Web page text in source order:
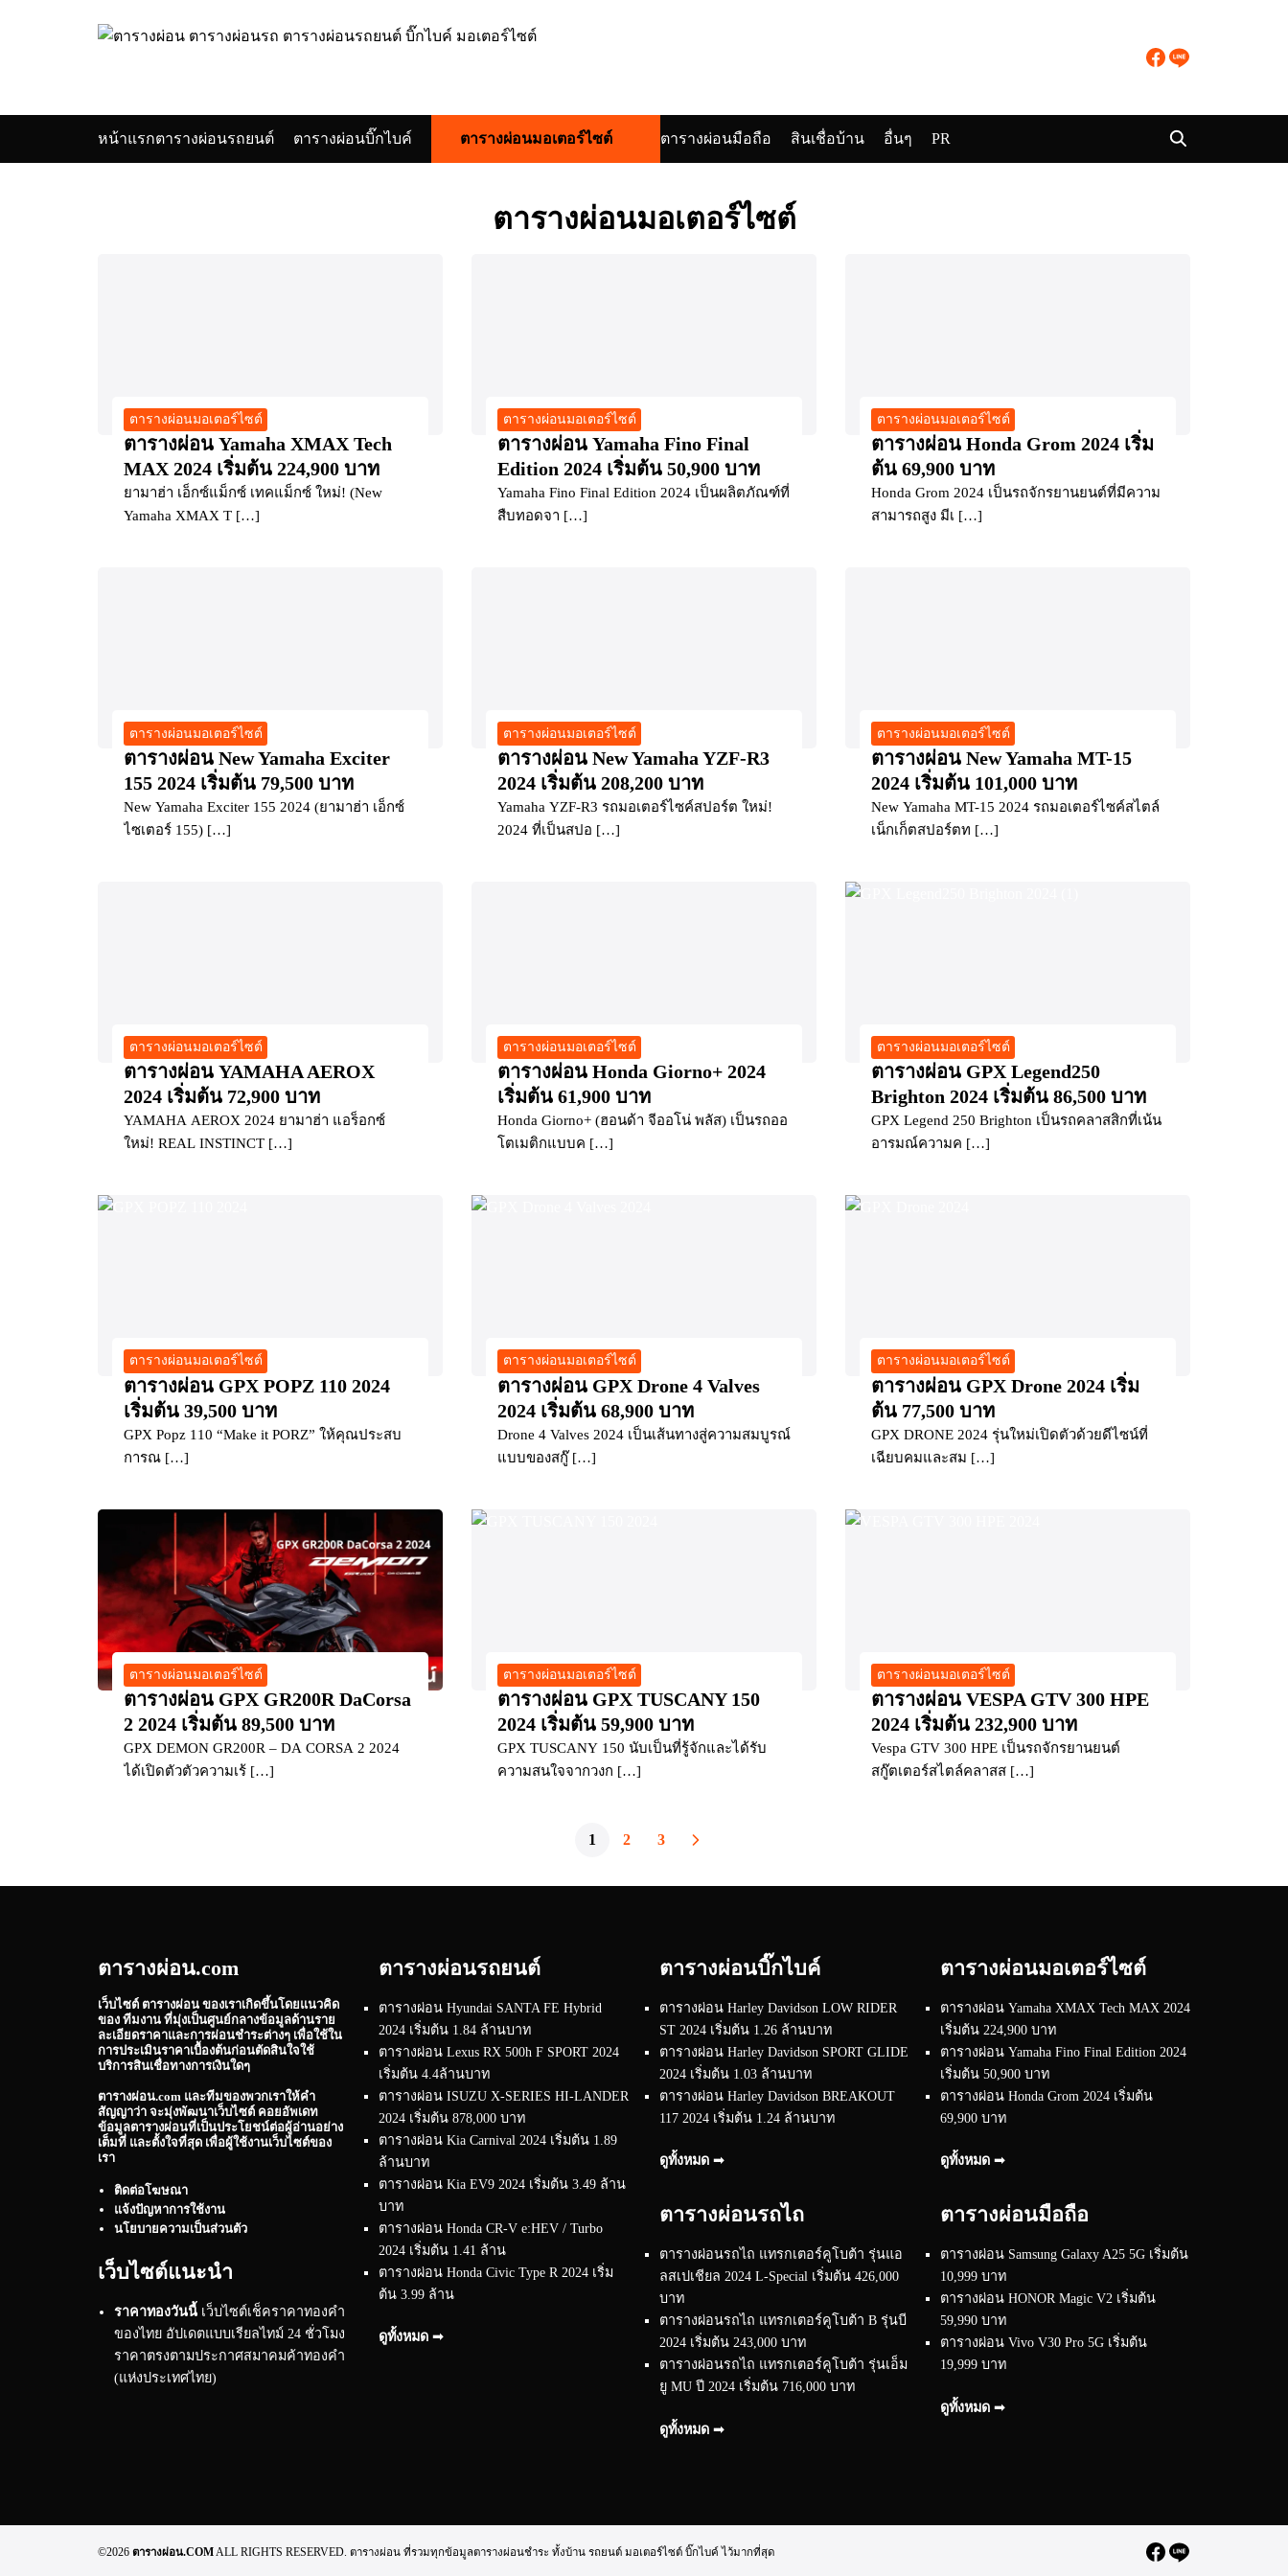
หน้าแรกตารางผ่อนรถยนต์ ตารางผ่อนบิ๊กไบค์ ตารางผ่อนมอเตอร์ไซต์ ตารางผ่อนมือถือ สินเชื่อบ้าน อื่นๆ
PR
ตารางผ่อนมอเตอร์ไซต์
ตารางผ่อนมอเตอร์ไซต์
ตารางผ่อน Yamaha XMAX Tech
MAX 2024 เริ่มต้น 224,900 บาท
ยามาฮ่า เอ็กซ์แม็กซ์ เทคแม็กซ์ ใหม่! (New
Yamaha XMAX T […]
ตารางผ่อนมอเตอร์ไซต์
ตารางผ่อน Yamaha Fino Final
Edition 2024 เริ่มต้น 50,900 บาท
Yamaha Fino Final Edition 2024 เป็นผลิตภัณฑ์ที่
สืบทอดจา […]
ตารางผ่อนมอเตอร์ไซต์
ตารางผ่อน Honda Grom 2024 เริ่ม
ต้น 69,900 บาท
Honda Grom 2024 เป็นรถจักรยานยนต์ที่มีความ
สามารถสูง มีเ […]
ตารางผ่อนมอเตอร์ไซต์
ตารางผ่อน New Yamaha Exciter
155 2024 เริ่มต้น 79,500 บาท
New Yamaha Exciter 155 2024 (ยามาฮ่า เอ็กซ์
ไซเตอร์ 155) […]
ตารางผ่อนมอเตอร์ไซต์
ตารางผ่อน New Yamaha YZF-R3
2024 เริ่มต้น 208,200 บาท
Yamaha YZF-R3 รถมอเตอร์ไซค์สปอร์ต ใหม่!
2024 ที่เป็นสปอ […]
ตารางผ่อนมอเตอร์ไซต์
ตารางผ่อน New Yamaha MT-15
2024 เริ่มต้น 101,000 บาท
New Yamaha MT-15 2024 รถมอเตอร์ไซค์สไตล์
เน็กเก็ตสปอร์ตท […]
ตารางผ่อนมอเตอร์ไซต์
ตารางผ่อน YAMAHA AEROX
2024 เริ่มต้น 72,900 บาท
YAMAHA AEROX 2024 ยามาฮ่า แอร็อกซ์
ใหม่! REAL INSTINCT […]
ตารางผ่อนมอเตอร์ไซต์
ตารางผ่อน Honda Giorno+ 2024
เริ่มต้น 61,900 บาท
Honda Giorno+ (ฮอนด้า จีออโน่ พลัส) เป็นรถออ
โตเมติกแบบค […]
ตารางผ่อนมอเตอร์ไซต์
ตารางผ่อน GPX Legend250
Brighton 2024 เริ่มต้น 86,500 บาท
GPX Legend 250 Brighton เป็นรถคลาสสิกที่เน้น
อารมณ์ความค […]
ตารางผ่อนมอเตอร์ไซต์
ตารางผ่อน GPX POPZ 110 2024
เริ่มต้น 39,500 บาท
GPX Popz 110 “Make it PORZ” ให้คุณประสบ
การณ […]
ตารางผ่อนมอเตอร์ไซต์
ตารางผ่อน GPX Drone 4 Valves
2024 เริ่มต้น 68,900 บาท
Drone 4 Valves 2024 เป็นเส้นทางสู่ความสมบูรณ์
แบบของสกู๊ […]
ตารางผ่อนมอเตอร์ไซต์
ตารางผ่อน GPX Drone 2024 เริ่ม
ต้น 77,500 บาท
GPX DRONE 2024 รุ่นใหม่เปิดตัวด้วยดีไซน์ที่
เฉียบคมและสม […]
ตารางผ่อนมอเตอร์ไซต์
ตารางผ่อน GPX GR200R DaCorsa
2 2024 เริ่มต้น 89,500 บาท
GPX DEMON GR200R – DA CORSA 2 2024
ได้เปิดตัวตัวความเร้ […]
ตารางผ่อนมอเตอร์ไซต์
ตารางผ่อน GPX TUSCANY 150
2024 เริ่มต้น 59,900 บาท
GPX TUSCANY 150 นับเป็นที่รู้จักและได้รับ
ความสนใจจากวงก […]
ตารางผ่อนมอเตอร์ไซต์
ตารางผ่อน VESPA GTV 300 HPE
2024 เริ่มต้น 232,900 บาท
Vespa GTV 300 HPE เป็นรถจักรยานยนต์
สกู๊ตเตอร์สไตล์คลาสส […]
1 2 3
ตารางผ่อน.com
เว็บไซต์ ตารางผ่อน ของเราเกิดขึ้นโดยแนวคิด
ของ ทีมงาน ที่มุ่งเป็นศูนย์กลางข้อมูลด้านราย
ละเอียดราคาและการผ่อนชำระต่างๆ เพื่อใช้ใน
การประเมินราคาเบื้องต้นก่อนตัดสินใจใช้
บริการสินเชื่อทางการเงินใดๆ
ตารางผ่อน.com และทีมของพวกเราให้คำ
สัญญาว่า จะมุ่งพัฒนาเว็บไซต์ คอยอัพเดท
ข้อมูลตารางผ่อนที่เป็นประโยชน์ต่อผู้อ่านอย่าง
เต็มที่ และตั้งใจที่สุด เพื่อผู้ใช้งานเว็บไซต์ของ
เรา
ติดต่อโฆษณา
แจ้งปัญหาการใช้งาน
นโยบายความเป็นส่วนตัว
เว็บไซต์แนะนำ
ราคาทองวันนี้ เว็บไซต์เช็คราคาทองคำ
ของไทย อัปเดตแบบเรียลไทม์ 24 ชั่วโมง
ราคาตรงตามประกาศสมาคมค้าทองคำ
(แห่งประเทศไทย)
ตารางผ่อนรถยนต์
ตารางผ่อน Hyundai SANTA FE Hybrid
2024 เริ่มต้น 1.84 ล้านบาท
ตารางผ่อน Lexus RX 500h F SPORT 2024
เริ่มต้น 4.4ล้านบาท
ตารางผ่อน ISUZU X-SERIES HI-LANDER
2024 เริ่มต้น 878,000 บาท
ตารางผ่อน Kia Carnival 2024 เริ่มต้น 1.89
ล้านบาท
ตารางผ่อน Kia EV9 2024 เริ่มต้น 3.49 ล้าน
บาท
ตารางผ่อน Honda CR-V e:HEV / Turbo
2024 เริ่มต้น 1.41 ล้าน
ตารางผ่อน Honda Civic Type R 2024 เริ่ม
ต้น 3.99 ล้าน
ดูทั้งหมด ➟
ตารางผ่อนบิ๊กไบค์
ตารางผ่อน Harley Davidson LOW RIDER
ST 2024 เริ่มต้น 1.26 ล้านบาท
ตารางผ่อน Harley Davidson SPORT GLIDE
2024 เริ่มต้น 1.03 ล้านบาท
ตารางผ่อน Harley Davidson BREAKOUT
117 2024 เริ่มต้น 1.24 ล้านบาท
ดูทั้งหมด ➟
ตารางผ่อนรถไถ
ตารางผ่อนรถไถ แทรกเตอร์คูโบต้า รุ่นแอ
ลสเปเชียล 2024 L-Special เริ่มต้น 426,000
บาท
ตารางผ่อนรถไถ แทรกเตอร์คูโบต้า B รุ่นบี
2024 เริ่มต้น 243,000 บาท
ตารางผ่อนรถไถ แทรกเตอร์คูโบต้า รุ่นเอ็ม
ยู MU ปี 2024 เริ่มต้น 716,000 บาท
ดูทั้งหมด ➟
ตารางผ่อนมอเตอร์ไซต์
ตารางผ่อน Yamaha XMAX Tech MAX 2024
เริ่มต้น 224,900 บาท
ตารางผ่อน Yamaha Fino Final Edition 2024
เริ่มต้น 50,900 บาท
ตารางผ่อน Honda Grom 2024 เริ่มต้น
69,900 บาท
ดูทั้งหมด ➟
ตารางผ่อนมือถือ
ตารางผ่อน Samsung Galaxy A25 5G เริ่มต้น
10,999 บาท
ตารางผ่อน HONOR Magic V2 เริ่มต้น
59,990 บาท
ตารางผ่อน Vivo V30 Pro 5G เริ่มต้น
19,999 บาท
ดูทั้งหมด ➟
©2026 ตารางผ่อน.COM ALL RIGHTS RESERVED. ตารางผ่อน ที่รวมทุกข้อมูลตารางผ่อนชำระ ทั้งบ้าน รถยนต์ มอเตอร์ไซต์ บิ๊กไบค์ ไว้มากที่สุด